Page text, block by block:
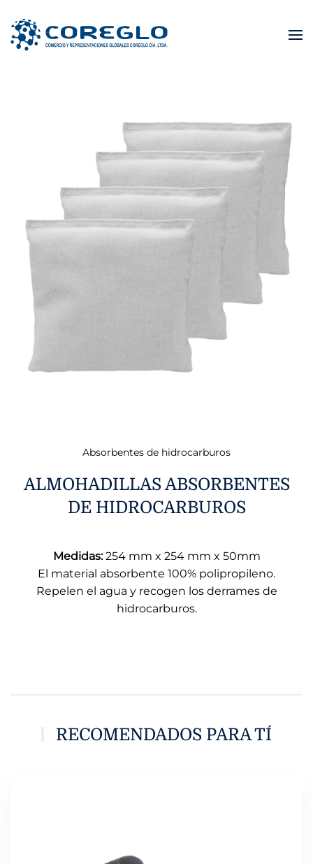
Skip to main content
Absorbentes de hidrocarburos
ALMOHADILLAS ABSORBENTES
DE HIDROCARBUROS
Medidas:254 mm x 254 mm x 50mm
El material absorbente 100% polipropileno.
Repelen el agua y recogen los derrames de
hidrocarburos.
RECOMENDADOS PARA TÍ